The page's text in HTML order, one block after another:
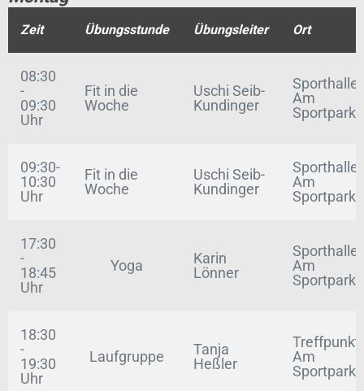
Zeit Übungsstunde Übungsleiter Ort
08:30
-
09:30
Uhr
Fit in die
Woche
Uschi Seib-
Kundinger
Sporthalle,
Am
Sportpark
09:30-
10:30
Uhr
Fit in die
Woche
Uschi Seib-
Kundinger
Sporthalle,
Am
Sportpark
17:30
-
18:45
Uhr
Yoga
Karin
Lönner
Sporthalle,
Am
Sportpark
18:30
-
19:30
Uhr
Laufgruppe
Tanja
Heßler
Treffpunkt,
Am
Sportpark